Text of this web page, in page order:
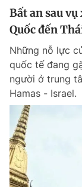
Bất an sau
Quốc đến
Những nỗ lực
quốc tế đang
người ở trung
Hamas - Israel.